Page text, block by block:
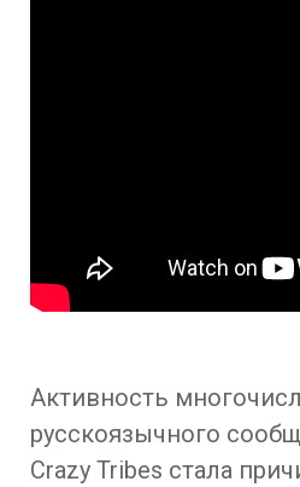
Активность
русскоязычного
Crazy Tribes стала